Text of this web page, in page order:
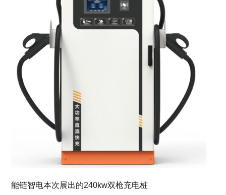
能链智电本次展出的240kw双枪充电桩